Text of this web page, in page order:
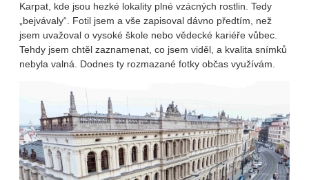
Karpat, kde jsou hezké lokality plné vzácných rostlin. Tedy
„bejvávaly“. Fotil jsem a vše zapisoval dávno předtím, než
jsem uvažoval o vysoké škole nebo vědecké kariéře vůbec.
Tehdy jsem chtěl zaznamenat, co jsem viděl, a kvalita snímků
nebyla valná. Dodnes ty rozmazané fotky občas využívám.